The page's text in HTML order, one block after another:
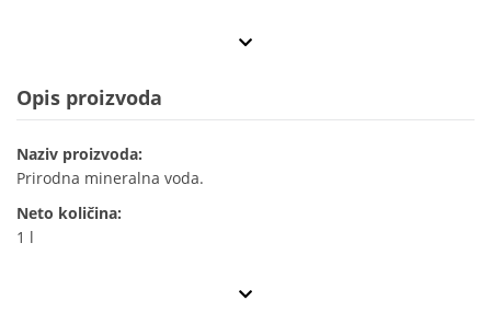
Opis proizvoda
Naziv proizvoda:
Prirodna mineralna voda.
Neto količina:
1 l